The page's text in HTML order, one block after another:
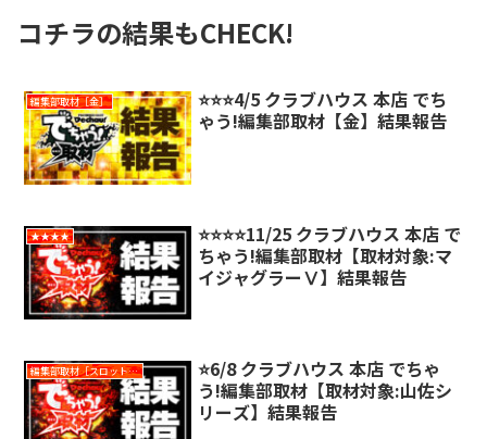
コチラの結果もCHECK!
編集部取材［金］
⭐️⭐️⭐️4/5 クラブハウス 本店 でち
ゃう!編集部取材【金】結果報告
★★★★
⭐️⭐️⭐️⭐️11/25 クラブハウス 本店 で
ちゃう!編集部取材【取材対象:マ
イジャグラーⅤ】結果報告
編集部取材［スロット対象機種アリ］
⭐️6/8 クラブハウス 本店 でちゃ
う!編集部取材【取材対象:山佐シ
リーズ】結果報告